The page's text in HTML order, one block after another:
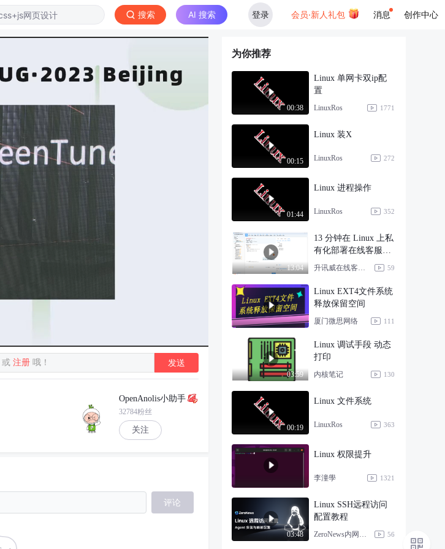
搜索 AI 搜索 登录 会员·新人礼包 消息 创作中心
或注册 哦！ 发送
OpenAnolis小助手
32784粉丝
关注
评论
为你推荐
00:38
Linux 单网卡双ip配
置
LinuxRos 1771
00:15
Linux 装X
LinuxRos 272
01:44
Linux 进程操作
LinuxRos 352
13:04
13 分钟在 Linux 上私
有化部署在线客服系
统
升讯威在线客服系统 59
Linux EXT4文件系统
释放保留空间
厦门微思网络 111
03:59
Linux 调试手段 动态
打印
内核笔记 130
00:19
Linux 文件系统
LinuxRos 363
Linux 权限提升
李潼學 1321
03:48
Linux SSH远程访问
配置教程
56